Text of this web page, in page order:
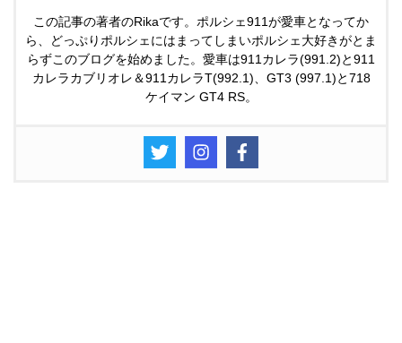
この記事の著者のRikaです。ポルシェ911が愛車となってか
ら、どっぷりポルシェにはまってしまいポルシェ大好きがとま
らずこのブログを始めました。愛車は911カレラ(991.2)と911
カレラカブリオレ＆911カレラT(992.1)、GT3 (997.1)と718
ケイマン GT4 RS。